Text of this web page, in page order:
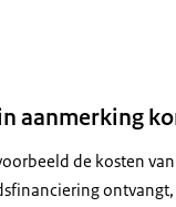
aanmerking
de kosten